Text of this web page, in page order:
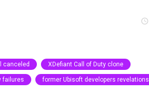
canceled XDefiant Call of Duty clone
failures former Ubisoft developers revelations